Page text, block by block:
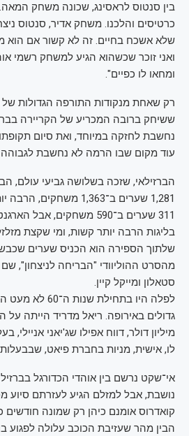
בין סנטוס לראסינג, שכונה משחק
שלא אשכח בחיים. זה לא קשור אם הוא
ואני זוכר שכשהוא הגיע למשחק רשמי
ומחאו לו כפיים".
רק שאחת מנקודות התורפה הגדולות
ששיחק ברובה המכריע של הקריירה
נחשבת לחזקה במיוחד, ואת סיום
עוד מקום שבו הרמה לא נחשבת לגבוהה
הברזילאי, שזכה בשלושה גביעי עולם,
1,281 שערים ב־1,363
311 שערים ב־590 משחקים,
בליגות הרבה יותר קשות, ומי שקצת
שלתוך הספירה הוא הכניס שערים שכבש
מהסרט ההוליוודי "הבריחה לניצחון",
סטאלון ומייקל קיין.
לפלה היו בתחילת
גדולים באירופה. ריאל מדריד הייתה על
מיליון דולר, דווח אפילו שג'יאני אניילי,
לו, אישית, מניות בחברת פיאט,
אי־שקט נרשם בין אוהדי הכדורגל
נושבת, אבל למזלם הגיע לעזרתם סיוע
קואדרוס אומנם כיהן רק שמונה חודשים
הבין מהר שעזיבת הכוכב עלולה לפגוע